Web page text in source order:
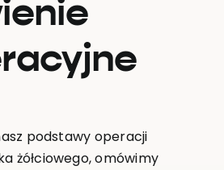
podstawy operacji
żółciowego, omówimy